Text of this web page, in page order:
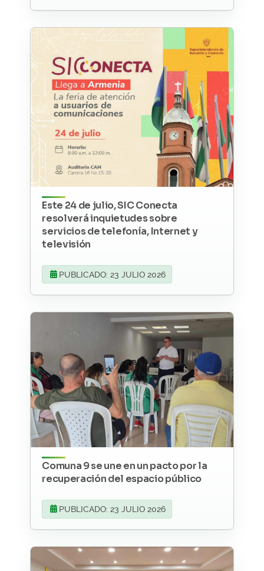
Este 24 de julio, SIC Conecta
resolverá inquietudes sobre
servicios de telefonía, Internet y
televisión
PUBLICADO: 23 JULIO 2026
Comuna 9 se une en un pacto por la
recuperación del espacio público
PUBLICADO: 23 JULIO 2026